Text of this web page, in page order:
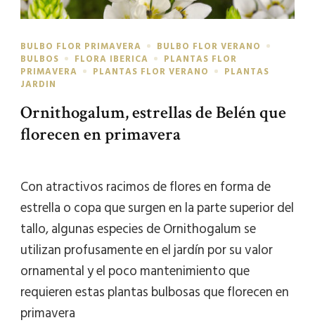
BULBO FLOR PRIMAVERA
BULBO FLOR VERANO
BULBOS
FLORA IBERICA
PLANTAS FLOR
PRIMAVERA
PLANTAS FLOR VERANO
PLANTAS
JARDIN
Ornithogalum, estrellas de Belén que
florecen en primavera
Con atractivos racimos de flores en forma de
estrella o copa que surgen en la parte superior del
tallo, algunas especies de Ornithogalum se
utilizan profusamente en el jardín por su valor
ornamental y el poco mantenimiento que
requieren estas plantas bulbosas que florecen en
primavera